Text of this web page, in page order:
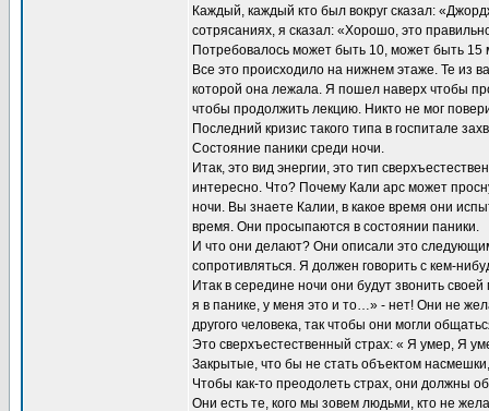
Каждый, каждый кто был вокруг сказал:
сотрясаниях, я сказал: «Хорошо, это
Потребовалось может быть 10, может быть 15
Все это происходило на нижнем этаже. Те из
которой она лежала. Я пошел наверх чтобы
чтобы продолжить лекцию. Никто не мог
Последний кризис такого типа в госпитале
Состояние паники среди ночи.
Итак, это вид энергии, это тип
интересно. Что? Почему Кали арс может
ночи. Вы знаете Калии, в какое время они
время. Они просыпаются в состоянии паники.
И что они делают? Они описали это
сопротивляться. Я должен говорить с кем-
Итак в середине ночи они будут звонить
я в панике, у меня это и то…» - нет! Они не
другого человека, так чтобы они могли
Это сверхъестественный страх: « Я умер, Я
Закрытые, что бы не стать объектом
Чтобы как-то преодолеть страх, они должны
Они есть те, кого мы зовем людьми, кто не